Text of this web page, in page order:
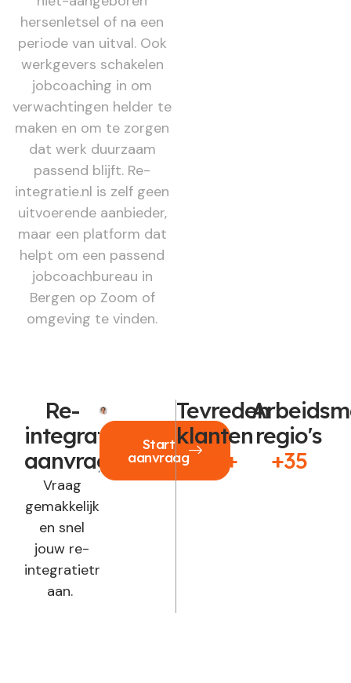
hersenletsel of na een
periode van uitval. Ook
werkgevers schakelen
jobcoaching in om
verwachtingen helder te
maken en om te zorgen
dat werk duurzaam
passend blijft. Re-
integratie.nl is zelf geen
uitvoerende aanbieder,
maar een platform dat
helpt om een passend
jobcoachbureau in
Bergen op Zoom of
omgeving te vinden.
Re-
integratie
aanvragen?
Vraag
gemakkelijk
en snel
jouw re-
integratietraject
aan.
Start
aanvraag
Tevreden
klanten
250+
regio's
+35